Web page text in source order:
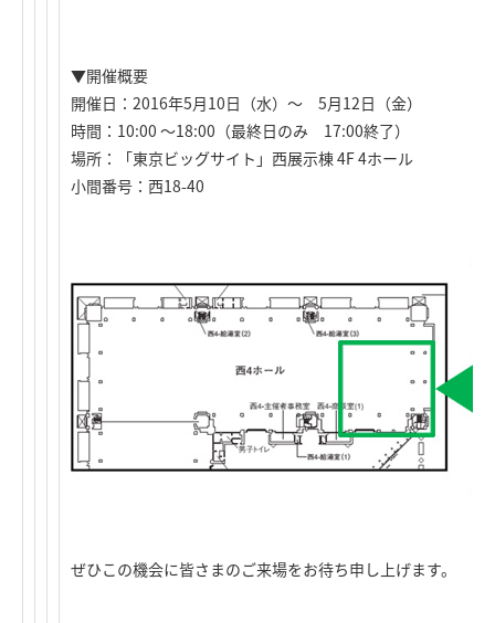
▼開催概要
開催日：2016年5月10日（水）～ 5月12日（金）
時間：10:00 ～18:00（最終日のみ 17:00終了）
場所：「東京ビッグサイト」西展示棟 4F 4ホール
小間番号：西18-40
ぜひこの機会に皆さまのご来場をお待ち申し上げます。